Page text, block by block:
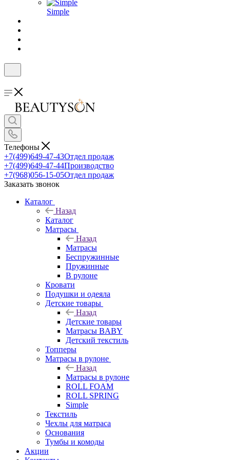
Simple
Телефоны
+7(499)649-47-43Отдел продаж
+7(499)649-47-44Производство
+7(968)056-15-05Отдел продаж
Заказать звонок
Каталог
Назад
Каталог
Матрасы
Назад
Матрасы
Беспружинные
Пружинные
В рулоне
Кровати
Подушки и одеяла
Детские товары
Назад
Детские товары
Матрасы BABY
Детский текстиль
Топперы
Матрасы в рулоне
Назад
Матрасы в рулоне
ROLL FOAM
ROLL SPRING
Simple
Текстиль
Чехлы для матраса
Основания
Тумбы и комоды
Акции